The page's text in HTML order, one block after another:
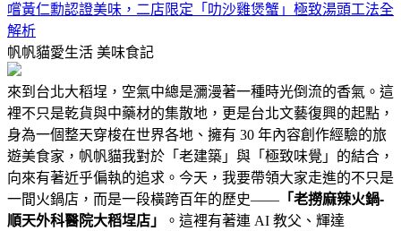
嚐黃仁勳認證美味，二店限定「叻沙雞煲蟹」極致湯頭工法全
解析
帆帆貓愛生活 美味食記
來到台北大稻埕，空氣中總是瀰漫著一種時光倒流的香氣。這
裡不只是乾貨與中藥材的集散地，更是台北文藝復興的起點，
身為一個整天穿梭在世界各地、擁有 30 年內容創作經驗的旅
遊美食家，帆帆貓我對於「老建築」與「極致味覺」的結合，
向來有著近乎偏執的追求。今天，我要帶領大家走進的不只是
一間火鍋店，而是一段橫跨百年的歷史—— 「老撈麻辣火鍋-
順天外科醫院大稻埕店」
。這裡有著連 AI 教父、輝達